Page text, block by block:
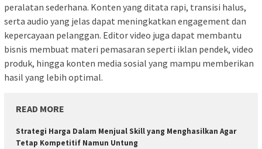
peralatan sederhana. Konten yang ditata rapi, transisi halus,
serta audio yang jelas dapat meningkatkan engagement dan
kepercayaan pelanggan. Editor video juga dapat membantu
bisnis membuat materi pemasaran seperti iklan pendek, video
produk, hingga konten media sosial yang mampu memberikan
hasil yang lebih optimal.
READ MORE
Strategi Harga Dalam Menjual Skill yang Menghasilkan Agar
Tetap Kompetitif Namun Untung